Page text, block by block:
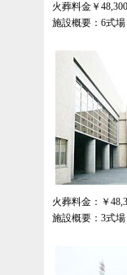
火葬料金￥
施設概要：6式
火葬料金：￥
施設概要：3式